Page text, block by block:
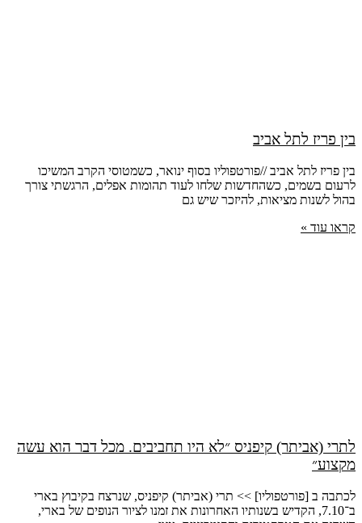
בין פריז לתל אביב
בין פריז לתל אביב //פורטפוליו בסוף ינואר, כשמטוסי הקרב המשיכו
לרעום בשמים, כשהחדשות שלחו לעוד תהומות אפלים, הרגשתי צורך
בהול לשנות מציאות, להיזכר שיש גם
קראו עוד »
לתרי (אביתר) קיפניס ״לא היו תחביבים. מכל דבר הוא עשה
מקצוע״
לכתבה ב [פורטפוליו] >> תרי (אביתר) קיפניס, שנרצח בקיבוץ בארי
ב־7.10, הקדיש בשנותיו האחרונות את זמנו לציור הנופים של בארי,